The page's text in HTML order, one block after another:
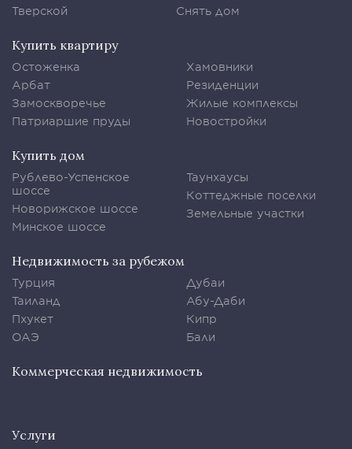
Тверской
Снять дом
Купить квартиру
Остоженка
Арбат
Замоскворечье
Патриаршие пруды
Хамовники
Резиденции
Жилые комплексы
Новостройки
Купить дом
Рублево-Успенское
шоссе
Новорижское шоссе
Минское шоссе
Таунхаусы
Коттеджные поселки
Земельные участки
Недвижимость за рубежом
Турция
Таиланд
Пхукет
ОАЭ
Дубаи
Абу-Даби
Кипр
Бали
Коммерческая недвижимость
Услуги